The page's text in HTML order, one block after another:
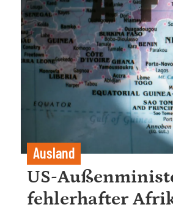
Ausland
US-
fehlerhafter